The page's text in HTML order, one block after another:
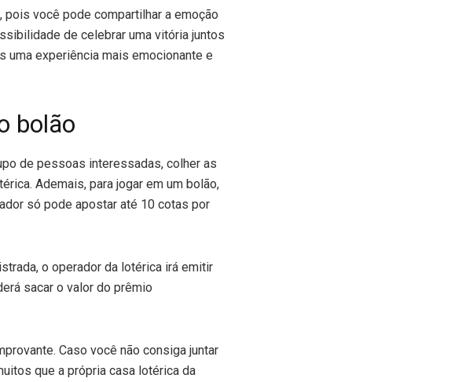
você pode compartilhar a emoção
de celebrar uma vitória juntos
uma experiência mais emocionante e
bolão
de pessoas interessadas, colher as
Ademais, para jogar em um bolão,
só pode apostar até 10 cotas por
o operador da lotérica irá emitir
sacar o valor do prêmio
Caso você não consiga juntar
que a própria casa lotérica da